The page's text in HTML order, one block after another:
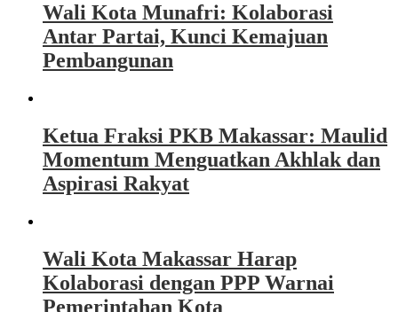
Wali Kota Munafri: Kolaborasi
Antar Partai, Kunci Kemajuan
Pembangunan
Ketua Fraksi PKB Makassar: Maulid
Momentum Menguatkan Akhlak dan
Aspirasi Rakyat
Wali Kota Makassar Harap
Kolaborasi dengan PPP Warnai
Pemerintahan Kota